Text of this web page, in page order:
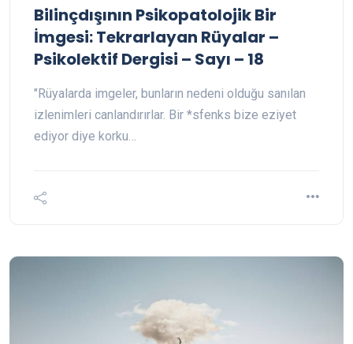
Bilinçdışının Psikopatolojik Bir
İmgesi: Tekrarlayan Rüyalar –
Psikolektif Dergisi – Sayı – 18
"Rüyalarda imgeler, bunların nedeni olduğu sanılan
izlenimleri canlandırırlar. Bir *sfenks bize eziyet
ediyor diye korku…